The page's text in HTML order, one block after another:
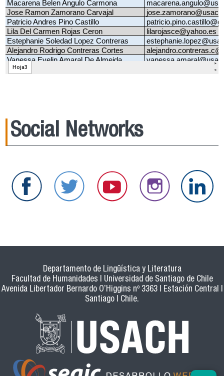
Social Networks
Departamento de Lingüística y Literatura
Facultad de Humanidades | Universidad de Santiago de Chile
Avenida Libertador Bernardo O’Higgins nº 3363 | Estación Central |
Santiago | Chile.